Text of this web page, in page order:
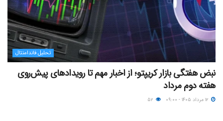
تحلیل فاندامنتال
نبض هفتگی بازار کریپتو؛ از اخبار مهم تا رویدادهای پیش‌روی
هفته دوم مرداد